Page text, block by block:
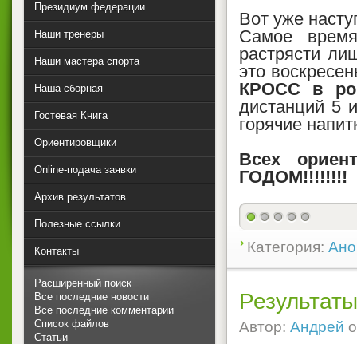
Вот уже
Самое
растрясти
это
КРОСС в
дистанций 5
горячие
Всех
ГОДОМ!!!!!!!!
Категория:
Автор: Андрей
Президиум федерации
Наши тренеры
Наши мастера спорта
Наша сборная
Гостевая Книга
Ориентировщики
Online-подача заявки
Архив результатов
Полезные ссылки
Контакты
Расширенный поиск
Все последние новости
Все последние комментарии
Список файлов
Статьи